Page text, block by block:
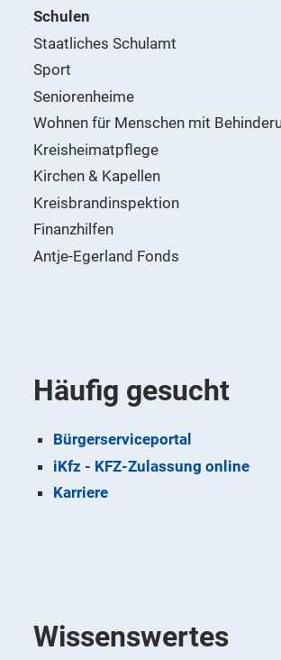
Schulen
Staatliches Schulamt
Sport
Seniorenheime
Wohnen für Menschen mit
Kreisheimatpflege
Kirchen & Kapellen
Kreisbrandinspektion
Finanzhilfen
Antje-Egerland Fonds
Häufig gesucht
Bürgerserviceportal
iKfz - KFZ-Zulassung online
Karriere
Wissenswertes